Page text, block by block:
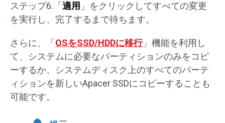
ステップ6.「 適用 」をクリックしてすべての変更
を実行し、完了するまで待ちます。
さらに、「 OSをSSD/HDDに移行」機能を利用し
て、システムに必要なパーティションのみをコピ
ーするか、システムディスク上のすべてのパーテ
ィションを新しいApacer SSDにコピーすることも
可能です。